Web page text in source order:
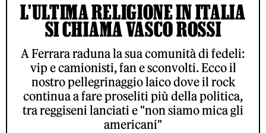
L'ULTIMA RELIGIONE IN ITALIA
SI CHIAMA VASCO ROSSI
A Ferrara raduna la sua comunità di fedeli:
vip e camionisti, fan e sconvolti. Ecco il
nostro pellegrinaggio laico dove il rock
continua a fare proseliti più della politica,
tra reggiseni lanciati e "non siamo mica gli
americani"